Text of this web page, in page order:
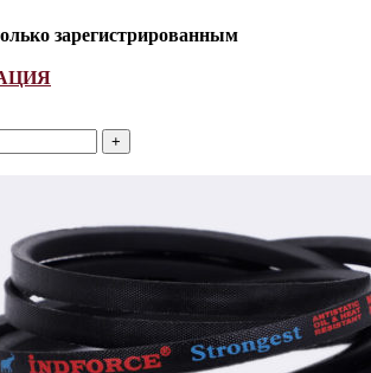
зарегистрированным